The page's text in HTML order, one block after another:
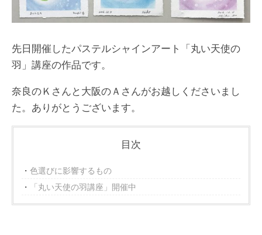
先日開催したパステルシャインアート「丸い天使の
羽」講座の作品です。
奈良のＫさんと大阪のＡさんがお越しくださいまし
た。ありがとうございます。
目次
色選びに影響するもの
「丸い天使の羽講座」開催中